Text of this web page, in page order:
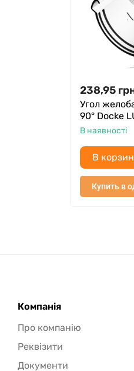
238,95
Угол
90° Docke
В наявності
В
Купить в
Компанія
Про компанію
Реквізити
Документи